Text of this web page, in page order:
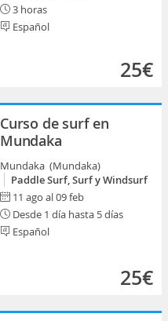
3 horas
Español
25€
Curso de surf en
Mundaka
Mundaka (Mundaka)
Paddle Surf, Surf y Windsurf
11 ago al 09 feb
Desde 1 día hasta 5 días
Español
25€